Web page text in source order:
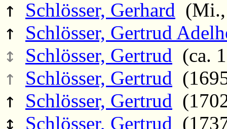
↑ Schlösser, Gerhard
↑ Schlösser, Gertrud
↕ Schlösser, Gertrud (ca.
↑ Schlösser, Gertrud
↑ Schlösser, Gertrud
↕ Schlösser, Gertrud